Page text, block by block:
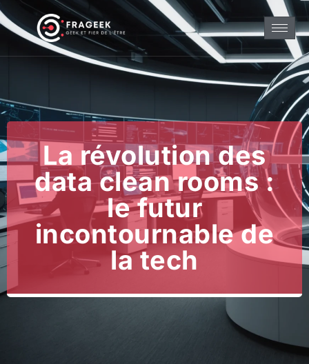
La révolution des
data clean rooms :
le futur
incontournable de
la tech